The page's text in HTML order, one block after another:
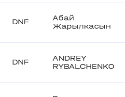
DNF
Абай
Жарылкасын
DNF
ANDREY
RYBALCHENKO